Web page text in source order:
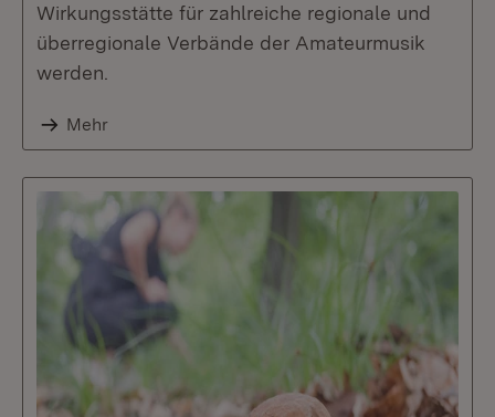
Wirkungsstätte für zahlreiche regionale und
überregionale Verbände der Amateurmusik
werden.
Mehr